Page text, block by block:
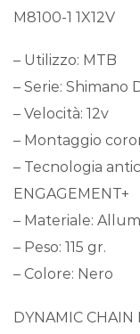
M8100-1 1X12V
– Utilizzo: MTB
– Serie: Shimano
– Velocità: 12v
– Montaggio
– Tecnologia
ENGAGEMENT+
– Materiale:
– Peso: 115 gr.
– Colore: Nero
DYNAMIC CHAIN